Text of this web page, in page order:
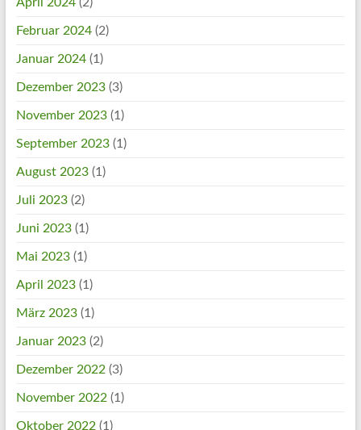
Februar 2024(2)
Januar 2024(1)
Dezember 2023(3)
November 2023(1)
September 2023(1)
August 2023(1)
Juli 2023(2)
Juni 2023(1)
Mai 2023(1)
April 2023(1)
März 2023(1)
Januar 2023(2)
Dezember 2022(3)
November 2022(1)
Oktober 2022(1)